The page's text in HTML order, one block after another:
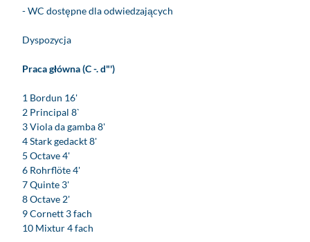
p
z
o
m
y
©
D
i
e
t
e
r
i
k
ś
c
i
e
l
e
M
a
r
c
- WC dostępne dla odwiedzających
Dyspozycja
Praca główna (C -. d"')
1 Bordun 16'
2 Principal 8`
3 Viola da gamba 8'
4 Stark gedackt 8'
5 Octave 4'
6 Rohrflöte 4'
7 Quinte 3'
8 Octave 2'
9 Cornett 3 fach
10 Mixtur 4 fach